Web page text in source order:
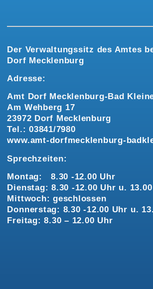
Der Verwaltungssitz des Amtes
Dorf Mecklenburg
Adresse:
Amt Dorf Mecklenburg-Bad
Am Wehberg 17
23972 Dorf Mecklenburg
Tel.: 03841/7980
www.amt-dorfmecklenburg-
Sprechzeiten:
Montag: 8.30 -12.00 Uhr
Dienstag: 8.30 -12.00 Uhr u.
Mittwoch: geschlossen
Donnerstag: 8.30 -12.00 Uhr u.
Freitag: 8.30 – 12.00 Uhr